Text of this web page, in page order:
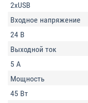
2xUSB
Входное напряжение
24 В
Выходной ток
5 А
Мощность
45 Вт